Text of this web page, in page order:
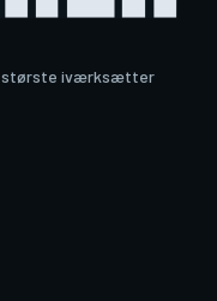
største iværksætter